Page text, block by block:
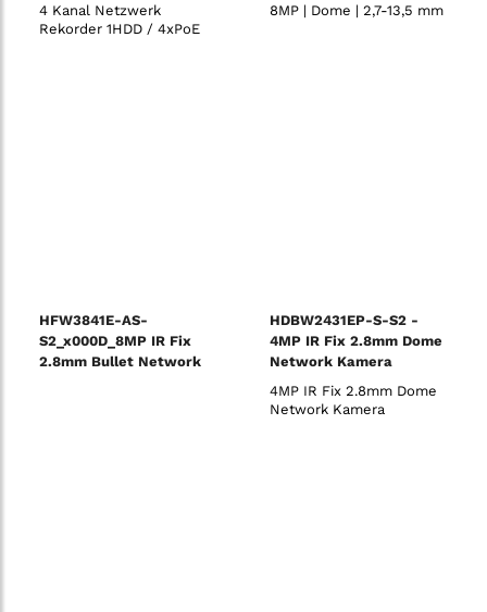
4 Kanal Netzwerk
Rekorder 1HDD / 4xPoE
8MP | Dome | 2,7-13,5 mm
HFW3841E-AS-
S2_x000D_8MP IR Fix
2.8mm Bullet Network
HDBW2431EP-S-S2 -
4MP IR Fix 2.8mm Dome
Network Kamera
4MP IR Fix 2.8mm Dome
Network Kamera